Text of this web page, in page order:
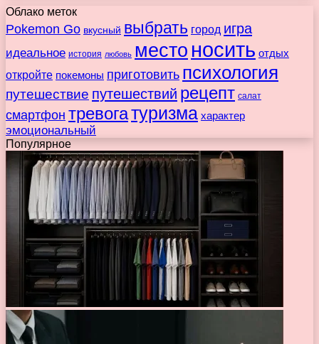
Облако меток
Pokemon Go вкусный выбрать город игра
идеальное история любовь место носить отдых
откройте покемоны приготовить психология
путешествие путешествий рецепт салат
смартфон тревогатуризма характер
эмоциональный
Популярное